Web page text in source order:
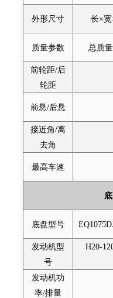
外形尺寸 长×宽
质量参数 总质
前轮距/后
轮距
前悬/后悬
接近角/离
去角
最高车速
底盘型号
发动机型
号
H20-
发动机功
率/排量